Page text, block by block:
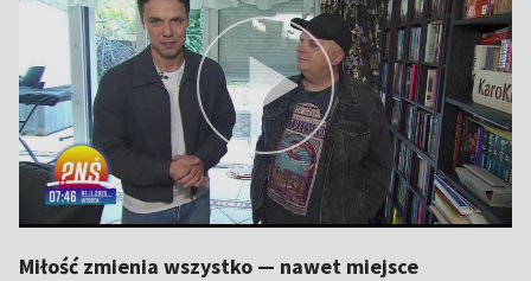
Miłość zmienia wszystko — nawet miejsce